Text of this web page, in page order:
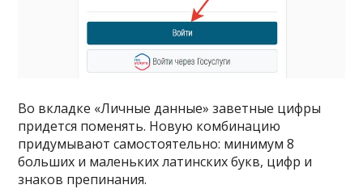
Во вкладке «Личные данные» заветные цифры
придется поменять. Новую комбинацию
придумывают самостоятельно: минимум 8
больших и маленьких латинских букв, цифр и
знаков препинания.